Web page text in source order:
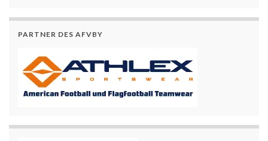
PARTNER DES AFVBY